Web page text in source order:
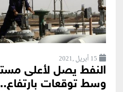
15 أبريل ,2021
النفط يصل لأعلى
وسط توقعات